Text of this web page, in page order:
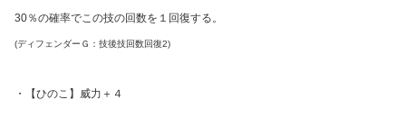
30％の確率でこの技の回数を１回復する。
(ディフェンダーＧ：技後技回数回復2)
・【ひのこ】威力＋４